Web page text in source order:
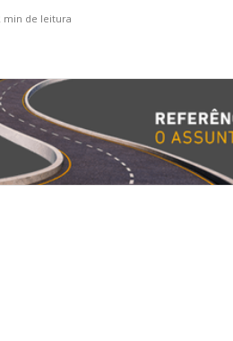
Rio-Niterói
min de leitura